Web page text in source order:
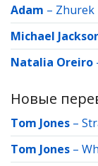
Adam – Zhurek
Michael
Natalia Oreiro
Новые
Tom Jones –
Tom Jones –